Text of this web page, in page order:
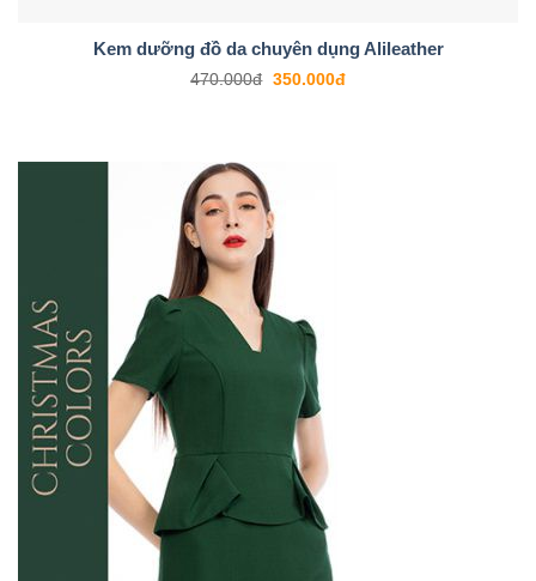
Kem dưỡng đồ da chuyên dụng Alileather
470.000đ 350.000đ